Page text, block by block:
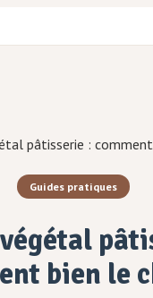
pâtisserie :
Guides pratiques
bien le